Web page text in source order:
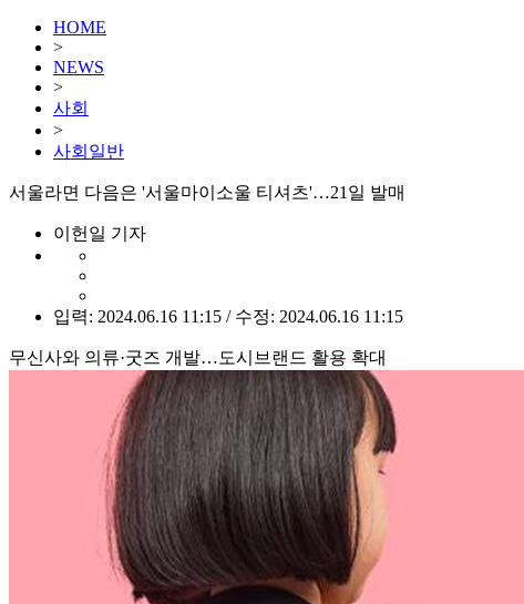
HOME
>
NEWS
>
사회
>
사회일반
서울라면 다음은 '서울마이소울 티셔츠'…21일 발매
이헌일 기자
입력: 2024.06.16 11:15 / 수정: 2024.06.16 11:15
무신사와 의류·굿즈 개발…도시브랜드 활용 확대